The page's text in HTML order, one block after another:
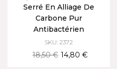
Serré En Alliage De
Carbone Pur
Antibactérien
SKU: 2372
18,50 € 14,80 €